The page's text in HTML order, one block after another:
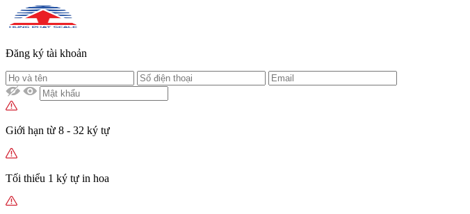
Đăng ký tài khoản
Giới hạn từ 8 - 32 ký tự
Tối thiểu 1 ký tự in hoa